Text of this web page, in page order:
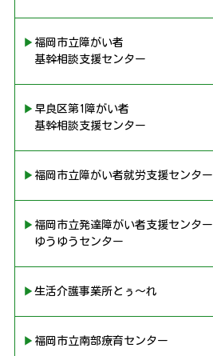
▶︎福岡市立障がい者
基幹相談支援センター
▶︎早良区第1障がい者
基幹相談支援センター
▶︎福岡市立障がい者就労支援センター
▶︎福岡市立発達障がい者支援センター
ゆうゆうセンター
▶︎生活介護事業所とぅ〜れ
▶︎福岡市立南部療育センター